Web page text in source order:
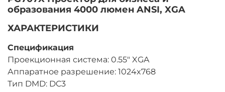
образования 4000 люмен ANSI, XGA
ХАРАКТЕРИСТИКИ
Спецификация
Проекционная система: 0.55" XGA
Аппаратное разрешение: 1024x768
Тип DMD: DC3